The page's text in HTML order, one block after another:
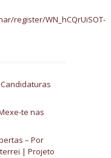
register/WN_hCQrUiSOT-
te nas
– Por
| Projeto